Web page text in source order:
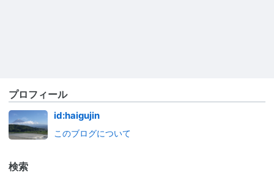
プロフィール
id:haigujin
このブログについて
検索